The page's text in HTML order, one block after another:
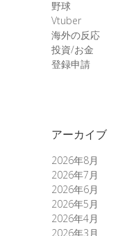
野球
Vtuber
海外の反応
投資/お金
登録申請
アーカイブ
2026年8月
2026年7月
2026年6月
2026年5月
2026年4月
2026年3月